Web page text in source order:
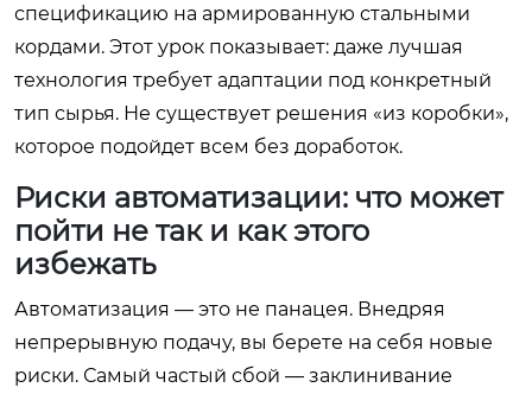
спецификацию на армированную стальными
кордами. Этот урок показывает: даже лучшая
технология требует адаптации под конкретный
тип сырья. Не существует решения «из коробки»,
которое подойдет всем без доработок.
Риски автоматизации: что может
пойти не так и как этого
избежать
Автоматизация — это не панацея. Внедряя
непрерывную подачу, вы берете на себя новые
риски. Самый частый сбой — заклинивание